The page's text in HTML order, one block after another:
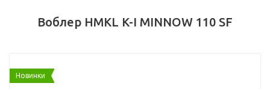
Воблер HMKL K-I MINNOW 110 SF
Новинки